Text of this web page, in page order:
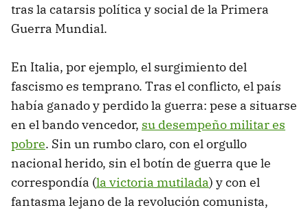
tras la catarsis política y social de la Primera
Guerra Mundial.
En Italia, por ejemplo, el surgimiento del
fascismo es temprano. Tras el conflicto, el país
había ganado y perdido la guerra: pese a situarse
en el bando vencedor, su desempeño militar es
pobre. Sin un rumbo claro, con el orgullo
nacional herido, sin el botín de guerra que le
correspondía (la victoria mutilada) y con el
fantasma lejano de la revolución comunista,